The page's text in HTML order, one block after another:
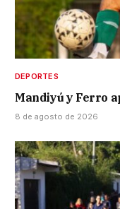
DEPORTES
Mandiyú y Ferro
8 de agosto de 2026